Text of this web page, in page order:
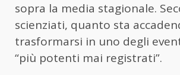
sopra la media stagionale.
scienziati, quanto sta
trasformarsi in uno degli
“più potenti mai registrati”.